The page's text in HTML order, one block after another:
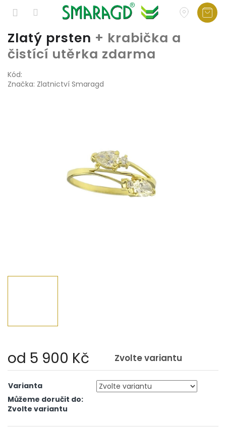
Přejít
na
obsah
Zlatý prsten + krabička a
čistící utěrka zdarma
Kód:
Značka: Zlatnictví Smaragd
od 5 900 Kč Zvolte variantu
cena:
Varianta
Můžeme doručit do:
Zvolte variantu